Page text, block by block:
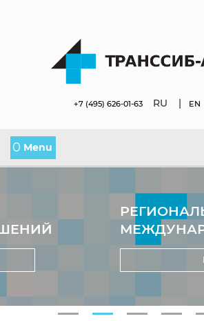
+7 (495) 626-01-63 RU | EN
0 Menu
РЕГИОНАЛЬНЫЙ
МЕЖДУНАРОДНАЯ